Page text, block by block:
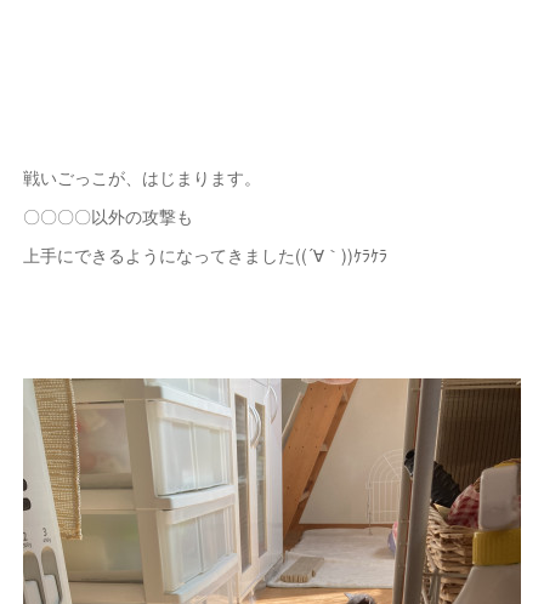
戦いごっこが、はじまります。
〇〇〇〇以外の攻撃も
上手にできるようになってきました((´∀｀))ｹﾗｹﾗ